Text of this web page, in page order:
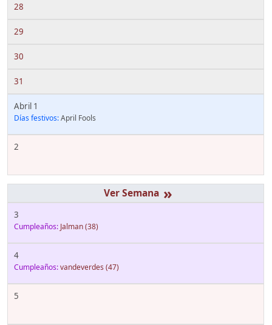
28
29
30
31
Abril 1
Días festivos:April Fools
2
»
3
Cumpleaños: Jalman(38)
4
Cumpleaños:vandeverdes (47)
5